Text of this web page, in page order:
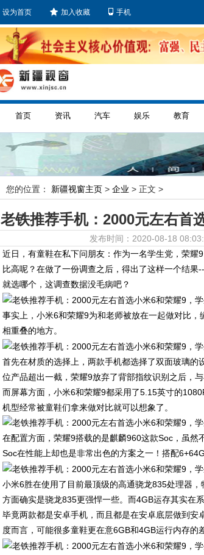
设为首页 加入收藏 手机
首页 资讯 汽车 娱乐 教育
您的位置： 新疆视窗主页 > 企业 > 正文 >
老铁推荐手机：2000元左右首
发布时间：2020-08-18
近日，有童鞋在私下问朋友：作为一名学生党，荣
比高呢？在做了一份调查之后，得出了这样一个结
就选哪个，这调查数据没毛病吧？
事实上，小米6和荣耀9为和老师被放在一起做对比
相重叠的地方。
首先在材质的选择上，两款手机都选择了双面玻璃
位产品超出一截，荣耀9放弃了背部指纹识别之后，
而屏幕方面，小米6和荣耀9都采用了5.15英寸的
机型经常被童鞋们拿来做对比就可以想象了。
在配置方面，荣耀9搭载的是麒麟960这款Soc，虽
Soc在性能上却也是非常出色的方案之一！搭配
小米6胜在使用了目前最顶级的高通骁龙835处理器
方面确实是骁龙835更强悍一些。而4GB运存其实在
毕竟两款都是安卓手机，而且都是在安卓底层做到
度而言，可能很多童鞋更在意6GB和4GB运行内存的